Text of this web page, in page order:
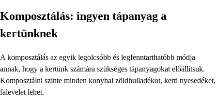
Komposztálás: ingyen tápanyag a
kertünknek
A komposztálás az egyik legolcsóbb és legfenntarthatóbb módja
annak, hogy a kertünk számára szükséges tápanyagokat előállítsuk.
Komposztálni szinte minden konyhai zöldhulladékot, kerti nyesedéket,
falevelet lehet.